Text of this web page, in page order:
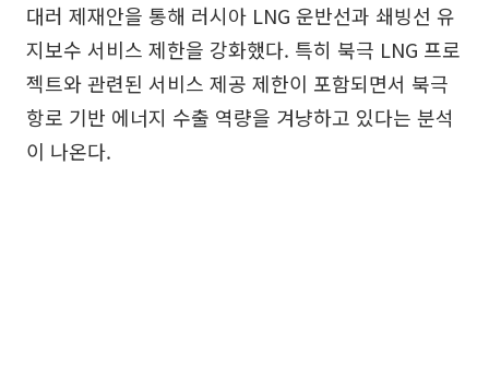
대러 제재안을 통해 러시아 LNG 운반선과 쇄빙선 유
지보수 서비스 제한을 강화했다. 특히 북극 LNG 프로
젝트와 관련된 서비스 제공 제한이 포함되면서 북극
항로 기반 에너지 수출 역량을 겨냥하고 있다는 분석
이 나온다.